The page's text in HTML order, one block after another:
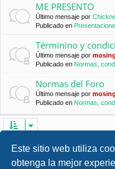
Este sitio web utiliza
obtenga la mejor
ME PRESENTO
Último mensaje por
Publicado en
Términino y
Último mensaje por
Publicado en Normas,
Normas del Foro
Último mensaje por
Publicado en Normas,